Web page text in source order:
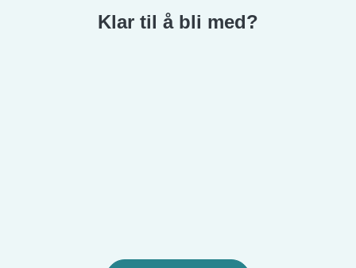
Klar til å bli med?